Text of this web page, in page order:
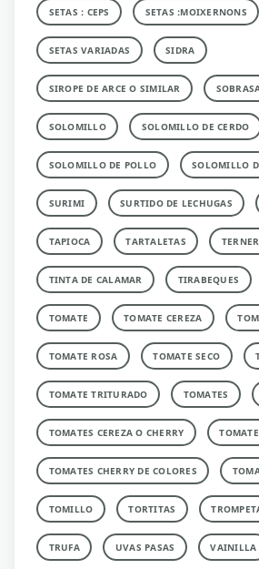
SETAS : CEPS SETAS :MOIXERNONS
SETAS VARIADAS SIDRA
SIROPE DE ARCE O SIMILAR
SOLOMILLO SOLOMILLO DE CERDO
SOLOMILLO DE POLLO SOLOMILLO
SURIMI SURTIDO DE LECHUGAS
TAPIOCA TARTALETAS
TINTA DE CALAMAR TIRABEQUES
TOMATE TOMATE CEREZA
TOMATE ROSA TOMATE SECO
TOMATE TRITURADO TOMATES
TOMATES CEREZA O CHERRY
TOMATES CHERRY DE COLORES
TOMILLO TORTITAS
TRUFA UVAS PASAS VAINILLA